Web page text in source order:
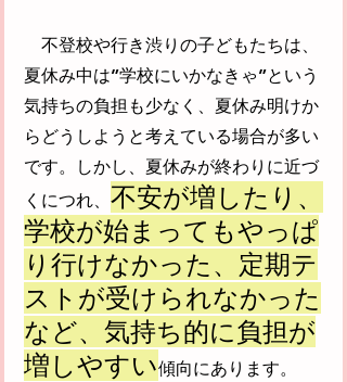
不登校や行き渋りの子どもたちは、
夏休み中は”学校にいかなきゃ”という
気持ちの負担も少なく、夏休み明けか
らどうしようと考えている場合が多い
です。しかし、夏休みが終わりに近づ
くにつれ、 不安が増したり、
学校が始まってもやっぱ
り行けなかった、定期テ
ストが受けられなかった
など、気持ち的に負担が
増しやすい傾向にあります。